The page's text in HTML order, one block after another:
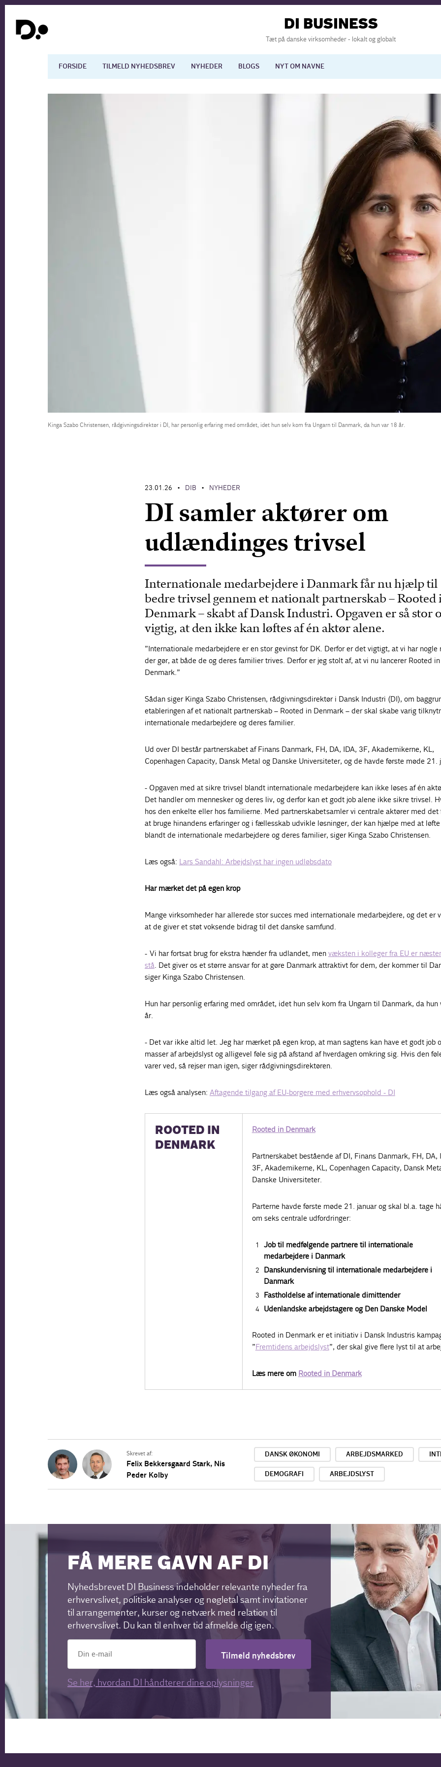
DI BUSINESS
Tæt på danske virksomheder - lokalt og globalt
FORSIDE TILMELD NYHEDSBREV NYHEDER BLOGS NYT OM NAVNE
International økonomi
Europapolitik
Kinga Szabo Christensen, rådgivningsdirektør i DI, har personlig erfaring med området, idet hun selv kom fra Ungarn til Danmark, da hun var 18 år.
23.01.26 • DIB • NYHEDER
DI samler aktører om
udlændinges trivsel
Internationale medarbejdere i Danmark får nu hjælp til
bedre trivsel gennem et nationalt partnerskab – Rooted
Denmark – skabt af Dansk Industri. Opgaven er så stor
vigtig, at den ikke kan løftes af én aktør alene.
”Internationale medarbejdere er en stor gevinst for DK. Derfor er det vigtigt, at vi har nogle
der gør, at både de og deres familier trives. Derfor er jeg stolt af, at vi nu lancerer Rooted in
Denmark.”
Sådan siger Kinga Szabo Christensen, rådgivningsdirektør i Dansk Industri (DI), om
etableringen af et nationalt partnerskab – Rooted in Denmark – der skal skabe varig
internationale medarbejdere og deres familier.
Ud over DI består partnerskabet af Finans Danmark, FH, DA, IDA, 3F, Akademikerne, KL,
Copenhagen Capacity, Dansk Metal og Danske Universiteter, og de havde første møde 21.
- Opgaven med at sikre trivsel blandt internationale medarbejdere kan ikke løses af én
Det handler om mennesker og deres liv, og derfor kan et godt job alene ikke sikre trivsel.
hos den enkelte eller hos familierne. Med partnerskabet samler vi centrale aktører med det
at bruge hinandens erfaringer og i fællesskab udvikle løsninger, der kan hjælpe med at
blandt de internationale medarbejdere og deres familier, siger Kinga Szabo Christensen.
Læs også: Lars Sandahl: Arbejdslyst har ingen udløbsdato
Har mærket det på egen krop
Mange virksomheder har allerede stor succes med internationale medarbejdere, og det er
at de giver et støt voksende bidrag til det danske samfund.
- Vi har fortsat brug for ekstra hænder fra udlandet, men væksten i kolleger fra EU er
stå. Det giver os et større ansvar for at gøre Danmark attraktivt for dem, der kommer til
siger Kinga Szabo Christensen.
Hun har personlig erfaring med området, idet hun selv kom fra Ungarn til Danmark, da hun
år.
- Det var ikke altid let. Jeg har mærket på egen krop, at man sagtens kan have et godt job
masser af arbejdslyst og alligevel føle sig på afstand af hverdagen omkring sig. Hvis den
varer ved, så rejser man igen, siger rådgivningsdirektøren.
Læs også analysen: Aftagende tilgang af EU-borgere med erhvervsophold - DI
ROOTED IN
DENMARK
Rooted in Denmark
Partnerskabet bestående af DI, Finans Danmark, FH, DA,
3F, Akademikerne, KL, Copenhagen Capacity, Dansk
Danske Universiteter.
Parterne havde første møde 21. januar og skal bl.a. tage
om seks centrale udfordringer:
Job til medfølgende partnere til internationale
medarbejdere i Danmark
Danskundervisning til internationale medarbejdere i
Danmark
Fastholdelse af internationale dimittender
Udenlandske arbejdstagere og Den Danske Model
Rooted in Denmark er et initiativ i Dansk Industris
”Fremtidens arbejdslyst”, der skal give flere lyst til at
Læs mere om Rooted in Denmark
Skrevet af:
Felix Bekkersgaard Stark, Nis
Peder Kolby
DANSK ØKONOMI ARBEJDSMARKED
DEMOGRAFI ARBEJDSLYST
FÅ MERE GAVN AF DI
Nyhedsbrevet DI Business indeholder relevante nyheder fra
erhvervslivet, politiske analyser og nøgletal samt invitationer
til arrangementer, kurser og netværk med relation til
erhvervslivet. Du kan til enhver tid afmelde dig igen.
Tilmeld nyhedsbrev
Se her, hvordan DI håndterer dine oplysninger